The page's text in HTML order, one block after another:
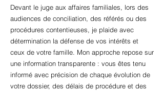
Devant le juge aux affaires familiales, lors des
audiences de conciliation, des référés ou des
procédures contentieuses, je plaide avec
détermination la défense de vos intérêts et
ceux de votre famille. Mon approche repose sur
une information transparente : vous êtes tenu
informé avec précision de chaque évolution de
votre dossier, des délais de procédure et des